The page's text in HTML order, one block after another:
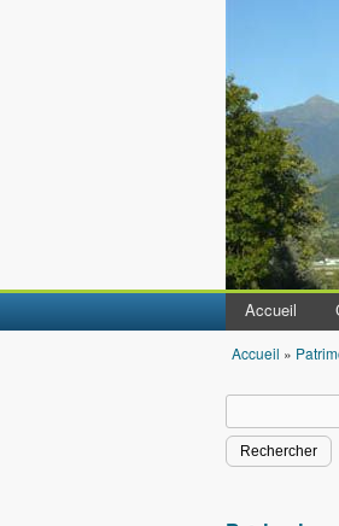
Accueil
Vous
Accueil »